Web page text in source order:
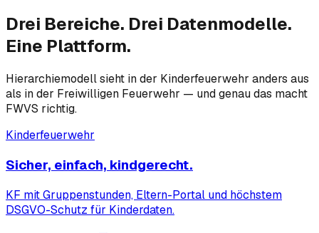
Drei Bereiche. Drei Datenmodelle.
Eine Plattform.
Hierarchiemodell sieht in der Kinderfeuerwehr anders aus
als in der Freiwilligen Feuerwehr — und genau das macht
FWVS richtig.
Kinderfeuerwehr
Sicher, einfach, kindgerecht.
KF mit Gruppenstunden, Eltern-Portal und höchstem
DSGVO-Schutz für Kinderdaten.